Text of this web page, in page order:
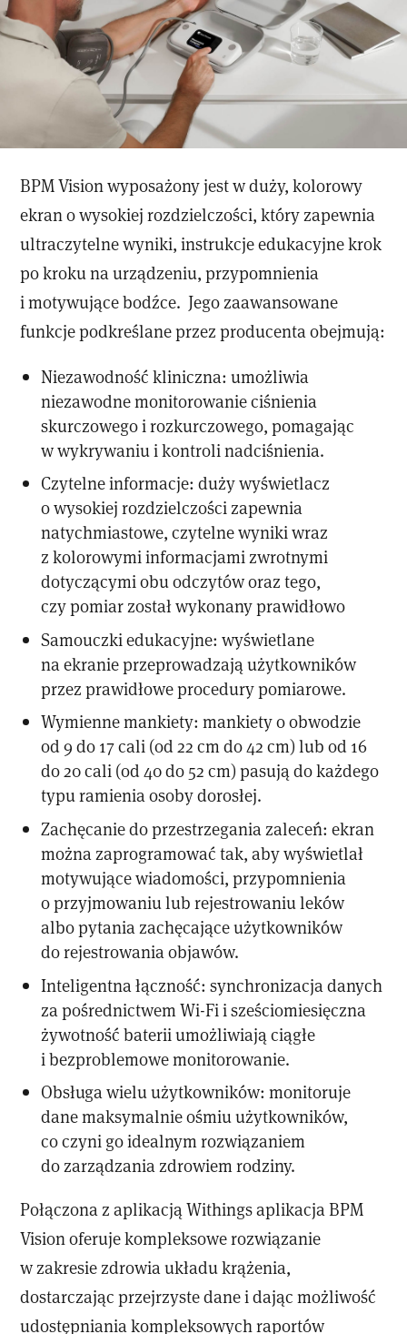
BPM Vision wyposażony jest w duży, kolorowy
ekran o wysokiej rozdzielczości, który zapewnia
ultraczytelne wyniki, instrukcje edukacyjne krok
po kroku na urządzeniu, przypomnienia
i motywujące bodźce. Jego zaawansowane
funkcje podkreślane przez producenta obejmują:
Niezawodność kliniczna: umożliwia
niezawodne monitorowanie ciśnienia
skurczowego i rozkurczowego, pomagając
w wykrywaniu i kontroli nadciśnienia.
Czytelne informacje: duży wyświetlacz
o wysokiej rozdzielczości zapewnia
natychmiastowe, czytelne wyniki wraz
z kolorowymi informacjami zwrotnymi
dotyczącymi obu odczytów oraz tego,
czy pomiar został wykonany prawidłowo
Samouczki edukacyjne: wyświetlane
na ekranie przeprowadzają użytkowników
przez prawidłowe procedury pomiarowe.
Wymienne mankiety: mankiety o obwodzie
od 9 do 17 cali (od 22 cm do 42 cm) lub od 16
do 20 cali (od 40 do 52 cm) pasują do każdego
typu ramienia osoby dorosłej.
Zachęcanie do przestrzegania zaleceń: ekran
można zaprogramować tak, aby wyświetlał
motywujące wiadomości, przypomnienia
o przyjmowaniu lub rejestrowaniu leków
albo pytania zachęcające użytkowników
do rejestrowania objawów.
Inteligentna łączność: synchronizacja danych
za pośrednictwem Wi-Fi i sześciomiesięczna
żywotność baterii umożliwiają ciągłe
i bezproblemowe monitorowanie.
Obsługa wielu użytkowników: monitoruje
dane maksymalnie ośmiu użytkowników,
co czyni go idealnym rozwiązaniem
do zarządzania zdrowiem rodziny.
Połączona z aplikacją Withings aplikacja BPM
Vision oferuje kompleksowe rozwiązanie
w zakresie zdrowia układu krążenia,
dostarczając przejrzyste dane i dając możliwość
udostępniania kompleksowych raportów